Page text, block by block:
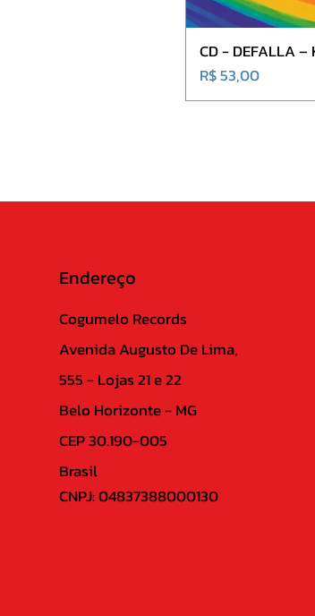
CD - DEFALLA
Preço
R$ 53,00
Endereço
Cogumelo Records
Avenida Augusto De Lima,
555 - Lojas 21 e 22
Belo Horizonte - MG
CEP 30.190-005
Brasil
CNPJ: 04837388000130